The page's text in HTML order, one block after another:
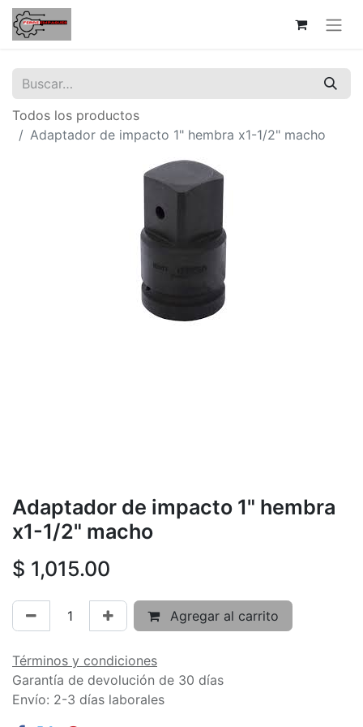
Todos los productos
Adaptador de impacto 1" hembra x1-1/2" macho
Adaptador de impacto 1" hembra
x1-1/2" macho
$ 1,015.00
Agregar al carrito
Términos y condiciones
Garantía de devolución de 30 días
Envío: 2-3 días laborales